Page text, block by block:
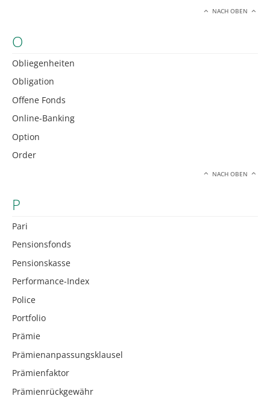
NACH OBEN
O
Obliegenheiten
Obligation
Offene Fonds
Online-Banking
Option
Order
NACH OBEN
P
Pari
Pensionsfonds
Pensionskasse
Performance-Index
Police
Portfolio
Prämie
Prämienanpassungsklausel
Prämienfaktor
Prämienrückgewähr